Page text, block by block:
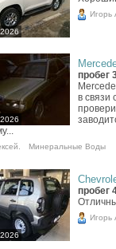
Игорь
пробег
в связи
Минеральные Воды
пробег
Игорь